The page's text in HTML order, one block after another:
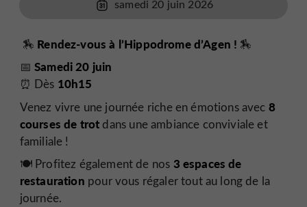
samedi 20 juin 2026
🏇 Rendez-vous à l’Hippodrome d’Agen ! 🏇
📅Samedi 20 juin
⏰ Dès 10h15
Venez vivre une journée riche en émotions avec 8
courses de trot dans une ambiance conviviale et
familiale !
🍽️ Profitez également de nos 3 espaces de
restauration pour vous régaler tout au long de la
journée.